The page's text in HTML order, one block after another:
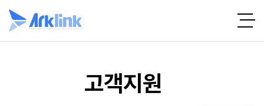
고객지원